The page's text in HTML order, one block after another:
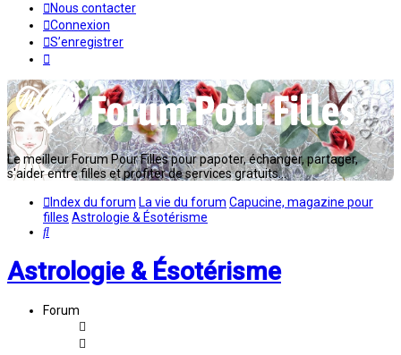
Nous contacter
Connexion
S’enregistrer
Le meilleur Forum Pour Filles pour papoter, échanger, partager,
s'aider entre filles et profiter de services gratuits...
Index du forum La vie du forum Capucine, magazine pour
filles Astrologie & Ésotérisme
Rechercher
Astrologie & Ésotérisme
Forum